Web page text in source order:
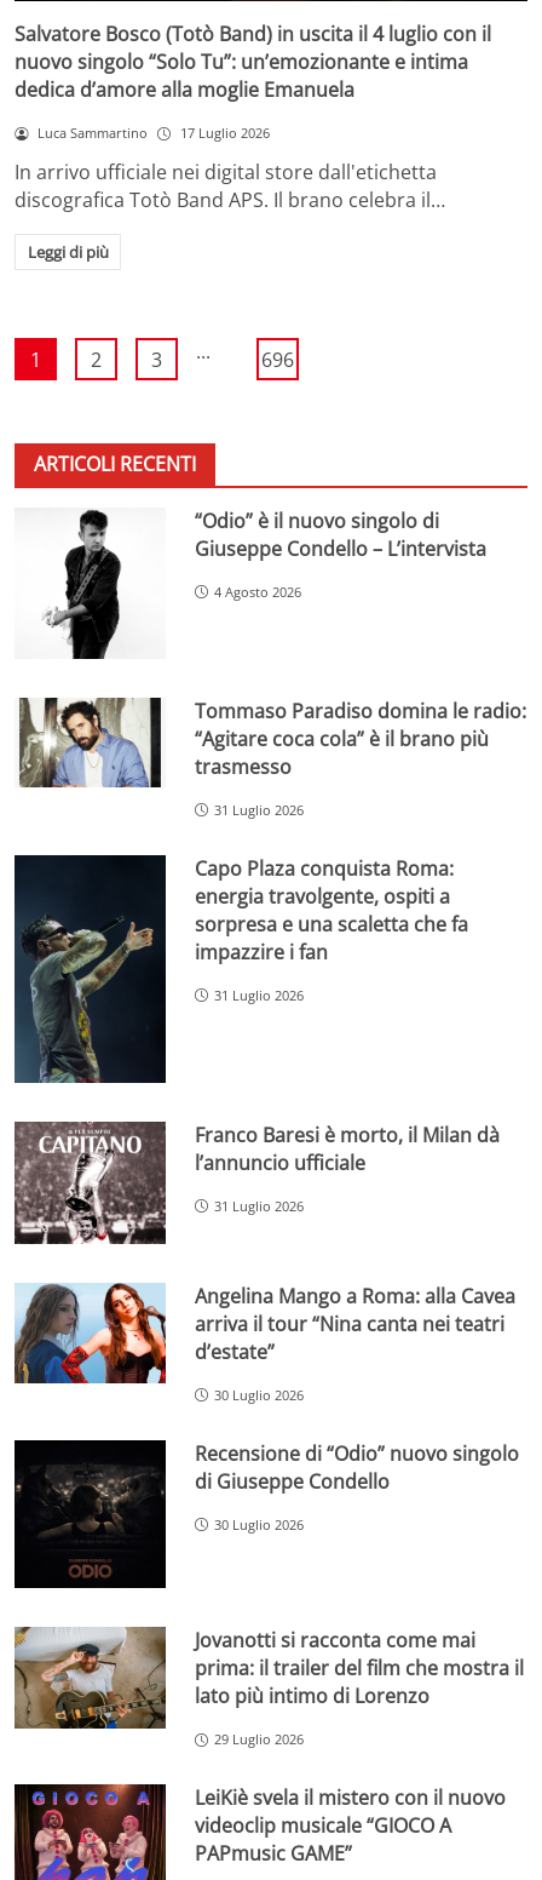
Salvatore Bosco (Totò Band) in uscita il 4 luglio con il
nuovo singolo “Solo Tu”: un’emozionante e intima
dedica d’amore alla moglie Emanuela
Luca Sammartino 17 Luglio 2026
In arrivo ufficiale nei digital store dall'etichetta
discografica Totò Band APS. Il brano celebra il…
Leggi di più
1 2 3 ... 696
ARTICOLI RECENTI
“Odio” è il nuovo singolo di
Giuseppe Condello – L’intervista
4 Agosto 2026
Tommaso Paradiso domina le radio:
“Agitare coca cola” è il brano più
trasmesso
31 Luglio 2026
Capo Plaza conquista Roma:
energia travolgente, ospiti a
sorpresa e una scaletta che fa
impazzire i fan
31 Luglio 2026
Franco Baresi è morto, il Milan dà
l’annuncio ufficiale
31 Luglio 2026
Angelina Mango a Roma: alla Cavea
arriva il tour “Nina canta nei teatri
d’estate”
30 Luglio 2026
Recensione di “Odio” nuovo singolo
di Giuseppe Condello
30 Luglio 2026
Jovanotti si racconta come mai
prima: il trailer del film che mostra il
lato più intimo di Lorenzo
29 Luglio 2026
LeiKiè svela il mistero con il nuovo
videoclip musicale “GIOCO A
PAPmusic GAME”